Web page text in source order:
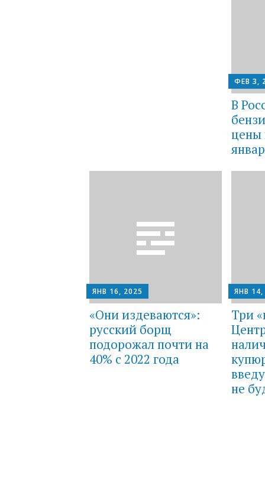
ФЕВ 3,
В
цены
ЯНВ 16, 2025
«Они издеваются»:
русский борщ
подорожал почти на
40% с 2022 года
ЯНВ 14,
Три
не